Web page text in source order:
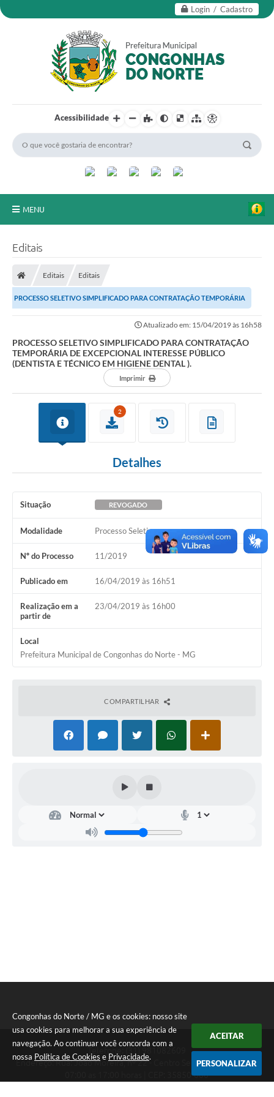
Congonhas do Norte / MG e os cookies: nosso site
usa cookies para melhorar a sua experiência de
navegação. Ao continuar você concorda com a
nossa Política de Cookies e Privacidade.
ACEITAR
PERSONALIZAR
Login / Cadastro
Acessibilidade
MENU
Ouvidoria
Legislação
Carta de Serviços
Telefones Úteis
Editais
Editais Editais
PROCESSO SELETIVO SIMPLIFICADO PARA CONTRATAÇÃO TEMPORÁRIA
Atualizado em: 15/04/2019 às 16h58
PROCESSO SELETIVO SIMPLIFICADO PARA CONTRATAÇÃO
TEMPORÁRIA DE EXCEPCIONAL INTERESSE PÚBLICO
(DENTISTA E TÉCNICO EM HIGIENE DENTAL ).
Imprimir
2
Detalhes
Situação REVOGADO
Modalidade Processo Seletivo
Nº do Processo 11/2019
Publicado em 16/04/2019 às 16h51
Realização em a
partir de
23/04/2019 às 16h00
Local
Prefeitura Municipal de Congonhas do Norte - MG
COMPARTILHAR
Endereço: Rua: João Moreira, nº 22 - Centro Segunda a Sexta das
07:00 as 17:00 horas | CEP: 35850-000